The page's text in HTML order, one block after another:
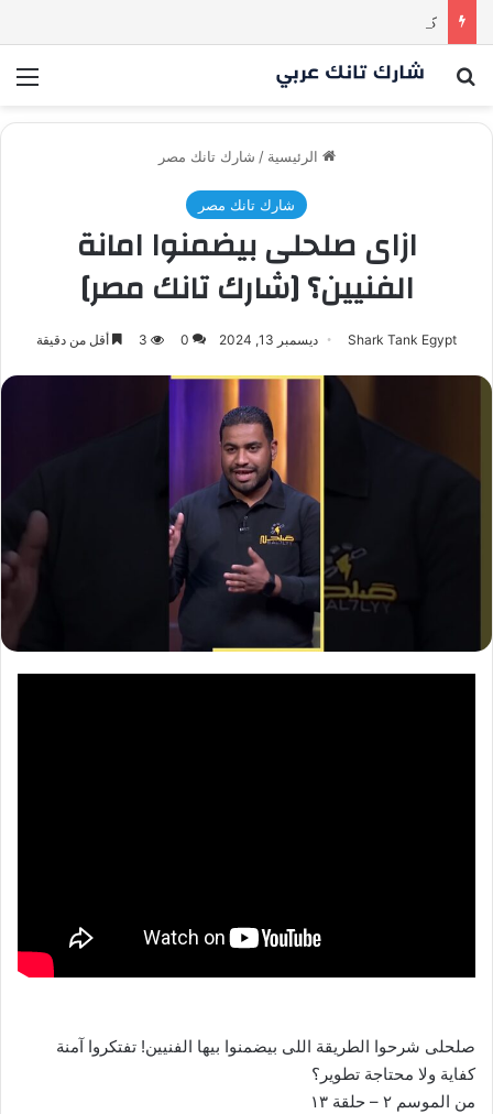
كم مليون سمعت خلال دقيقة واحدة؟ | شارك تانك العراق
بحث عن
الرئيسية / شارك تانك مصر
شارك تانك مصر
ازاى صلحلى بيضمنوا امانة
الفنيين؟ [شارك تانك مصر]
Shark Tank Egypt ديسمبر 13, 2024 0
3 أقل من دقيقة
صلحلى شرحوا الطريقة اللى بيضمنوا بيها الفنيين! تفتكروا آمنة
كفاية ولا محتاجة تطوير؟
من الموسم ٢ – حلقة ١٣